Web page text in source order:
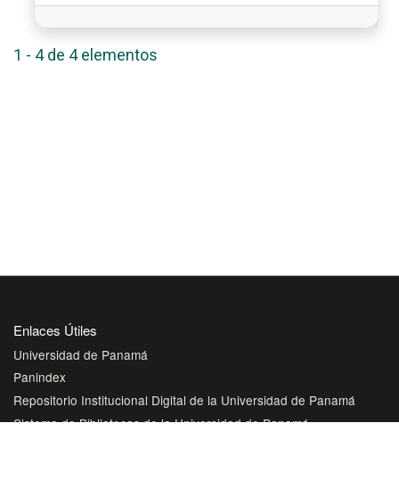
1 - 4 de 4 elementos
Enlaces Útiles
Universidad de Panamá
Panindex
Repositorio Institucional Digital de la Universidad de Panamá
Sistema de Bibliotecas de la Universidad de Panamá